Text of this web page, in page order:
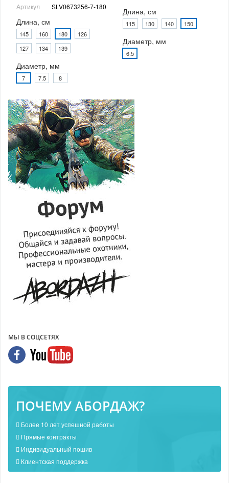
Артикул SLV0673256-7-180
Длина, см
145 160 180
126
127
134 139
Диаметр, мм
7 7.5 8
Длина, см
115 130 140 150
Диаметр, мм
6.5
МЫ В СОЦСЕТЯХ
ПОЧЕМУ АБОРДАЖ?
Более 10 лет успешной работы
Прямые контракты
Индивидуальный пошив
Клиентская поддержка